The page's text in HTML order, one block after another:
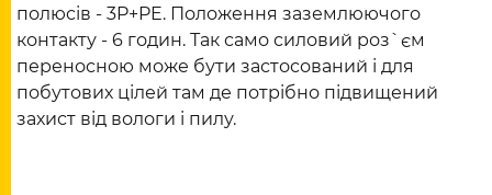
полюсів - 3P+PE. Положення заземлюючого
контакту - 6 годин. Так само силовий роз`єм
переносною може бути застосований і для
побутових цілей там де потрібно підвищений
захист від вологи і пилу.